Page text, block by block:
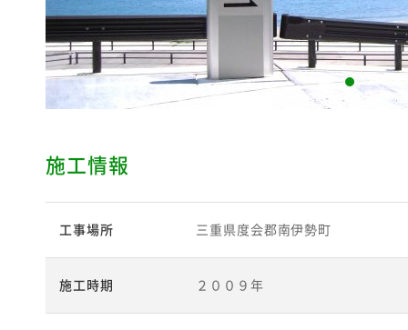
施工情報
工事場所 三重県度会郡南伊勢町
施工時期 ２００９年